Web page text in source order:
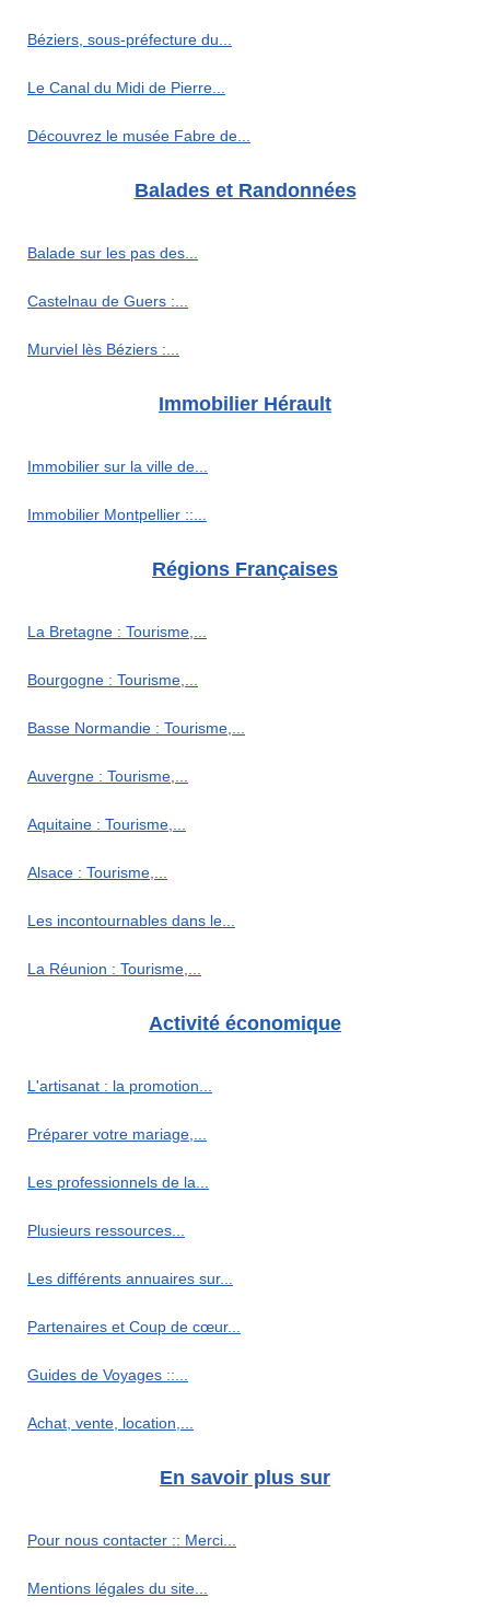
Béziers, sous-préfecture du...
Le Canal du Midi de Pierre...
Découvrez le musée Fabre de...
Balades et Randonnées
Balade sur les pas des...
Castelnau de Guers :...
Murviel lès Béziers :...
Immobilier Hérault
Immobilier sur la ville de...
Immobilier Montpellier ::...
Régions Françaises
La Bretagne : Tourisme,...
Bourgogne : Tourisme,...
Basse Normandie : Tourisme,...
Auvergne : Tourisme,...
Aquitaine : Tourisme,...
Alsace : Tourisme,...
Les incontournables dans le...
La Réunion : Tourisme,...
Activité économique
L'artisanat : la promotion...
Préparer votre mariage,...
Les professionnels de la...
Plusieurs ressources...
Les différents annuaires sur...
Partenaires et Coup de cœur...
Guides de Voyages ::...
Achat, vente, location,...
En savoir plus sur
Pour nous contacter :: Merci...
Mentions légales du site...